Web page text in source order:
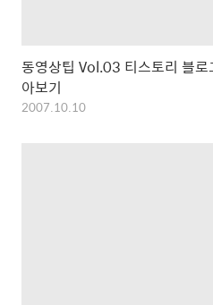
동영상팁 Vol.03 티스토리 블
아보기
2007.10.10